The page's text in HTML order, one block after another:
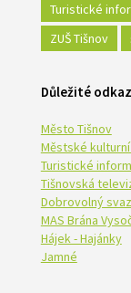
Turistické
ZUŠ Tišnov
Důležité
Město Tišnov
Městské
Turistické
Tišnovská
Dobrovolný
MAS Brána
Hájek - Hajánky
Jamné